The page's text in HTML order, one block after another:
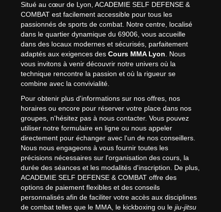
Situé au cœur de Lyon, ACADEMIE SELF DEFENSE &
COMBAT est facilement accessible pour tous les
passionnés de sports de combat. Notre centre, localisé
dans le quartier dynamique du 69006, vous accueille
dans des locaux modernes et sécurisés, parfaitement
adaptés aux exigences desCours MMA Lyon. Nous
vous invitons à venir découvrir notre univers où la
technique rencontre la passion et où la rigueur se
combine avec la convivialité.
Pour obtenir plus d'informations sur nos offres, nos
horaires ou encore pour réserver votre place dans nos
groupes, n'hésitez pas à nous contacter. Vous pouvez
utiliser notre formulaire en ligne ou nous appeler
directement pour échanger avec l'un de nos conseillers.
Nous nous engageons à vous fournir toutes les
précisions nécessaires sur l'organisation des cours, la
durée des séances et les modalités d'inscription. De plus,
ACADEMIE SELF DEFENSE & COMBAT offre des
options de paiement flexibles et des conseils
personnalisés afin de faciliter votre accès aux disciplines
de combat telles que le MMA, le kickboxing ou lejiu-jitsu